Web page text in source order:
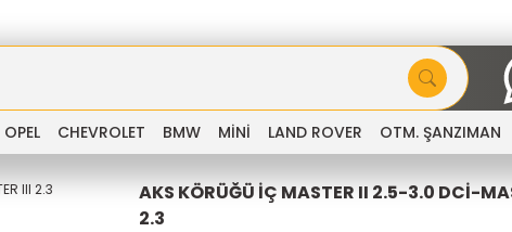
OPEL CHEVROLET BMW MİNİ LAND ROVER OTM. ŞANZIMAN
AKS KÖRÜĞÜ İÇ MASTER II 2.5-3.0 DCİ-
2.3